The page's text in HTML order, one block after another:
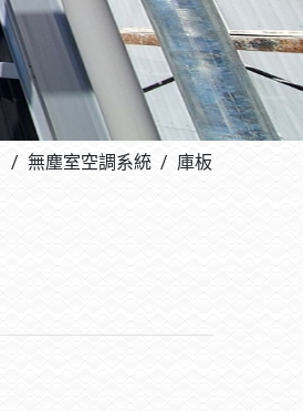
無塵室空調系統 庫板